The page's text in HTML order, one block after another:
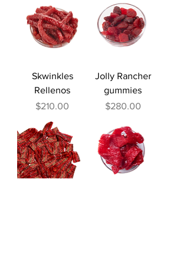
Skwinkles
Rellenos
Precio
$210.00
Jolly Rancher
gummies
Precio
$280.00